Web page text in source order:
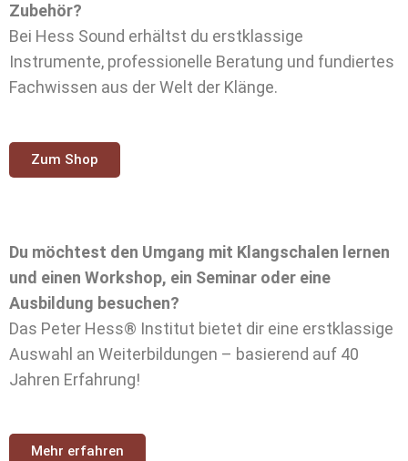
Zubehör?
Bei Hess Sound erhältst du erstklassige
Instrumente, professionelle Beratung und fundiertes
Fachwissen aus der Welt der Klänge.
Zum Shop
Du möchtest den Umgang mit Klangschalen lernen
und einen Workshop, ein Seminar oder eine
Ausbildung besuchen?
Das Peter Hess® Institut bietet dir eine erstklassige
Auswahl an Weiterbildungen – basierend auf 40
Jahren Erfahrung!
Mehr erfahren